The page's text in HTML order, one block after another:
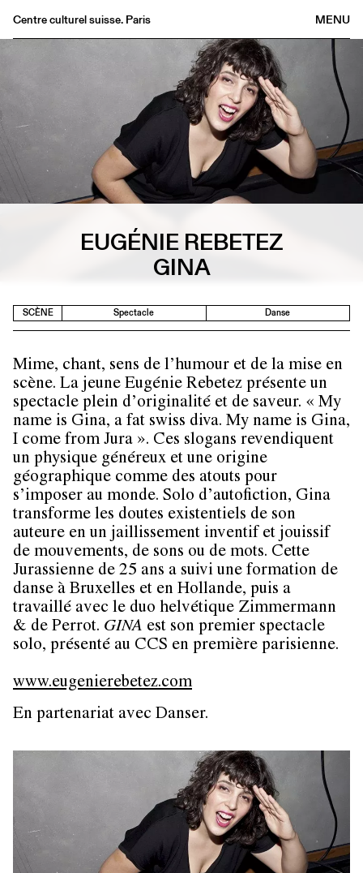
MENU
Centre culturel suisse. Paris
Librairie
Archives
Médiathèque
Informations
EUGÉNIE REBETEZ
GINA
SCÈNE Spectacle Danse
Mime, chant, sens de l’humour et de la mise en
scène. La jeune Eugénie Rebetez présente un
spectacle plein d’originalité et de saveur. « My
name is Gina, a fat swiss diva. My name is Gina,
I come from Jura ». Ces slogans revendiquent
un physique généreux et une origine
géographique comme des atouts pour
s’imposer au monde. Solo d’autofiction, Gina
transforme les doutes existentiels de son
auteure en un jaillissement inventif et jouissif
de mouvements, de sons ou de mots. Cette
Jurassienne de 25 ans a suivi une formation de
danse à Bruxelles et en Hollande, puis a
travaillé avec le duo helvétique Zimmermann
& de Perrot. GINA est son premier spectacle
solo, présenté au CCS en première parisienne.
www.eugenierebetez.com
En partenariat avec Danser.